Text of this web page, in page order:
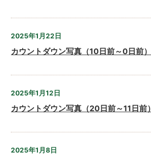
2025年1月22日
カウントダウン写真（10日前～0日前）
2025年1月12日
カウントダウン写真（20日前～11日前）
2025年1月8日